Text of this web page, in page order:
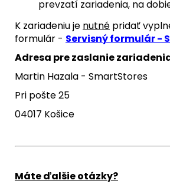
prevzatí zariadenia, na
K zariadeniu je nutné pridať
formulár - Servisný formulár -
Adresa pre zaslanie
Martin Hazala - SmartStores
Pri pošte 25
04017 Košice
Máte ďalšie otázky?